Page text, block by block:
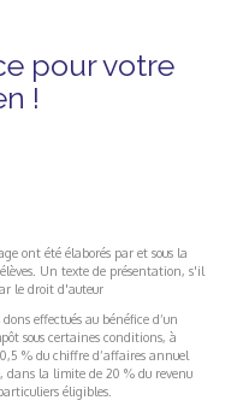
pour votre
!
ont été élaborés par et sous la
Un texte de présentation, s'il
le droit d'auteur
effectués au bénéfice d’un
sous certaines conditions, à
% du chiffre d’affaires annuel
dans la limite de 20 % du revenu
éligibles.